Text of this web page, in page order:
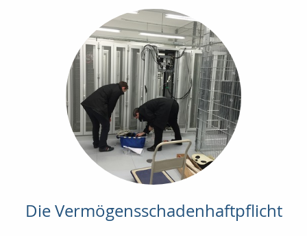
Die Vermögensschadenhaftpflicht